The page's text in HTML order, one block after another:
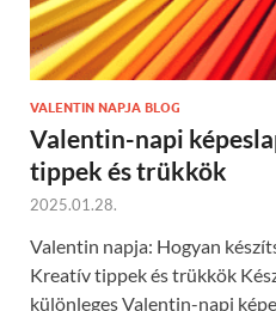
VALENTIN NAPJA BLOG
Valentin-napi
tippek és trükkök
2025.01.28.
Valentin napja: Hogyan
Kreatív tippek és trükkök
különleges Valentin-napi